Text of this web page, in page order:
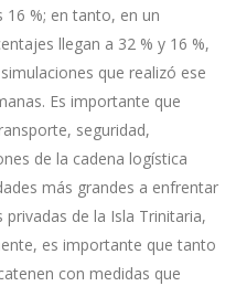
16 %; en tanto, en un
llegan a 32 % y 16 %,
que realizó ese
Es importante que
seguridad,
de la cadena logística
más grandes a enfrentar
de la Isla Trinitaria,
es importante que tanto
con medidas que